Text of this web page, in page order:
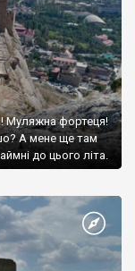
Муляжна фортеця!
А мене ще там
до цього літа.